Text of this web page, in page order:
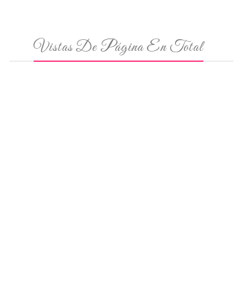
Vistas De Página En Total